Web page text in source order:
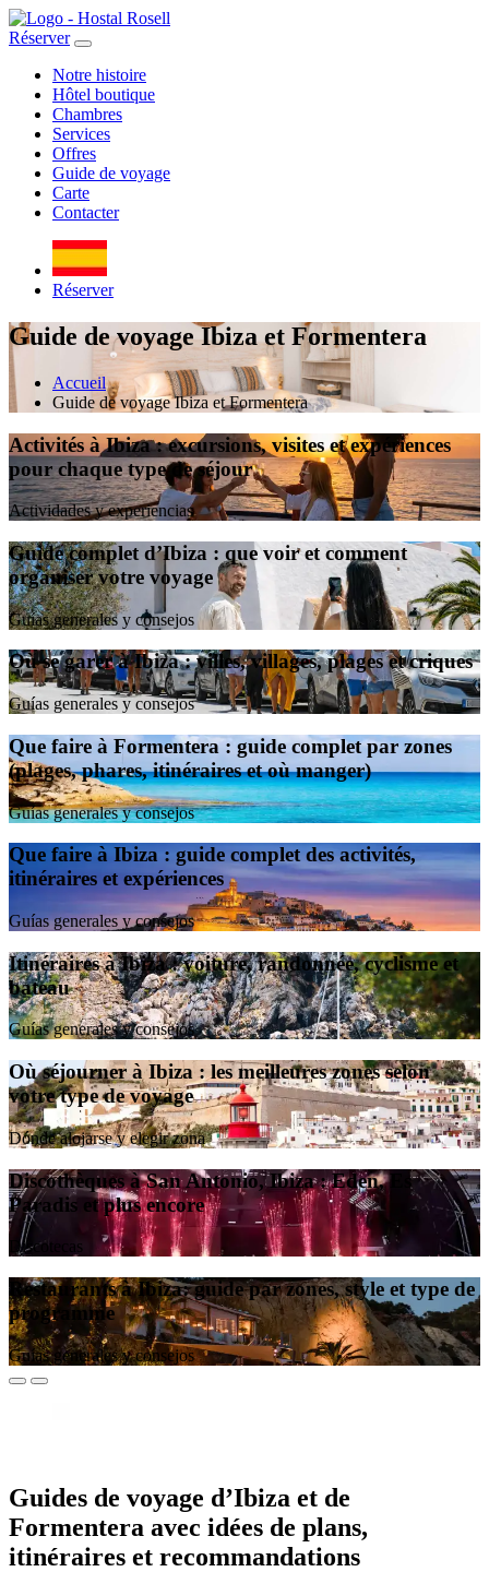
Réserver
Notre histoire
Hôtel boutique
Chambres
Services
Offres
Guide de voyage
Carte
Contacter
Réserver
Guide de voyage Ibiza et Formentera
Accueil
Guide de voyage Ibiza et Formentera
Activités à Ibiza : excursions, visites et expériences
pour chaque type de séjour
Actividades y experiencias
Guide complet d’Ibiza : que voir et comment
organiser votre voyage
Guías generales y consejos
Où se garer à Ibiza : villes, villages, plages et criques
Guías generales y consejos
Que faire à Formentera : guide complet par zones
(plages, phares, itinéraires et où manger)
Guías generales y consejos
Que faire à Ibiza : guide complet des activités,
itinéraires et expériences
Guías generales y consejos
Itinéraires à Ibiza : voiture, randonnée, cyclisme et
bateau
Guías generales y consejos
Où séjourner à Ibiza : les meilleures zones selon
votre type de voyage
Dónde alojarse y elegir zona
Discothèques à San Antonio, Ibiza : Eden, Es
Paradis et plus encore
Discotecas
Restaurants à Ibiza: guide par zones, style et type de
programme
Guías generales y consejos
Guides de voyage d’Ibiza et de
Formentera avec idées de plans,
itinéraires et recommandations